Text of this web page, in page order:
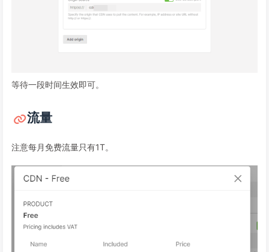
等待一段时间生效即可。
流量
注意每月免费流量只有1T。